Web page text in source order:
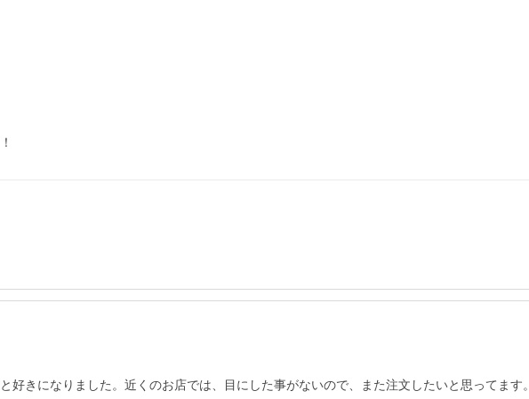
好きになりました。近くのお店では、目にした事がないので、また注文したいと思ってます。